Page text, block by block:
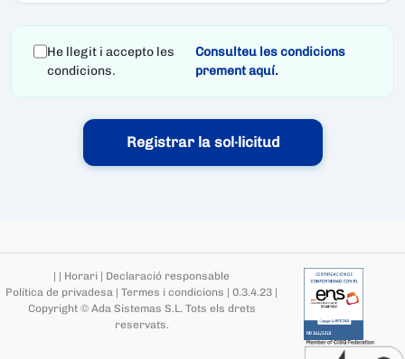
He llegit i accepto les
condicions.
Consulteu les condicions
prement aquí.
| | Horari | Declaració responsable
Política de privadesa | Termes i condicions | 0.3.4.23 |
Copyright © Ada Sistemas S.L. Tots els drets
reservats.